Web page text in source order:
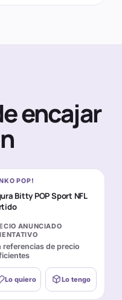
encajar
POP!
Bitty POP Sport NFL
ANUNCIADO
referencias de precio
Lo quiero Lo tengo